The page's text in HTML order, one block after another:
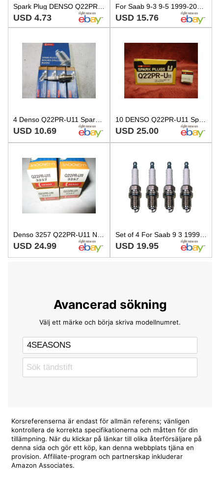
USD 4.73 USD 15.76
4 Denso Q22PR-U11 Spark Plugs 3257 4 pack
USD 10.69 USD 25.00
USD 24.99 USD 19.95
Avancerad sökning
Välj ett märke och börja skriva modellnumret.
Korsreferenserna är endast för allmän referens; vänligen
kontrollera de korrekta specifikationerna och måtten för din
tillämpning. När du klickar på länkar till olika återförsäljare på
denna sida och gör ett köp, kan denna webbplats tjäna en
provision. Affiliate-program och partnerskap inkluderar
Amazon Associates.